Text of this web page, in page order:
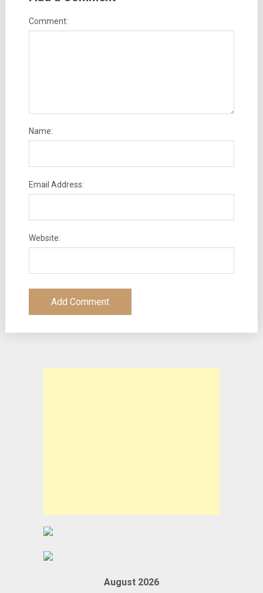
Comment:
Name:
Email Address:
Website:
August 2026